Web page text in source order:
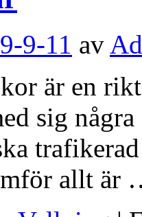
9-11 av
är en
sig
allt